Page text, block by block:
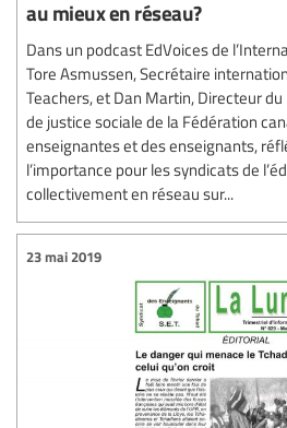
au mieux en réseau?
Dans un podcast EdVoices de
Tore Asmussen, Secrétaire
Teachers, et Dan Martin, Directeur
de justice sociale de la Fédération
enseignantes et des enseignants,
l’importance pour les syndicats de
collectivement en réseau sur...
23 mai 2019